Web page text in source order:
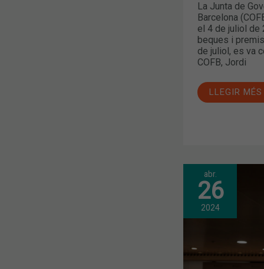
La Junta de
Barcelona
el 4 de juliol de
beques i
de juliol, es va
COFB, Jordi
LLEGIR MÉS
abr.
26
2024
LA
NOVA
JUNTA
DE
GOVERN
BARCELONA